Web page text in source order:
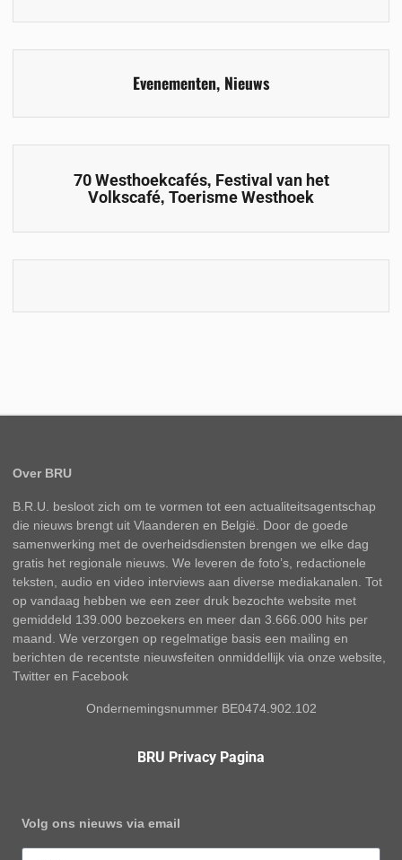
Evenementen, Nieuws
70 Westhoekcafés, Festival van het
Volkscafé, Toerisme Westhoek
Over BRU
B.R.U. besloot zich om te vormen tot een actualiteitsagentschap
die nieuws brengt uit Vlaanderen en België. Door de goede
samenwerking met de overheidsdiensten brengen we elke dag
gratis het regionale nieuws. We leveren de foto’s, redactionele
teksten, audio en video interviews aan diverse mediakanalen. Tot
op vandaag hebben we een zeer druk bezochte website met
gemiddeld 139.000 bezoekers en meer dan 3.666.000 hits per
maand. We verzorgen op regelmatige basis een mailing en
berichten de recentste nieuwsfeiten onmiddellijk via onze website,
Twitter en Facebook
Ondernemingsnummer BE0474.902.102
BRU Privacy Pagina
Volg ons nieuws via email